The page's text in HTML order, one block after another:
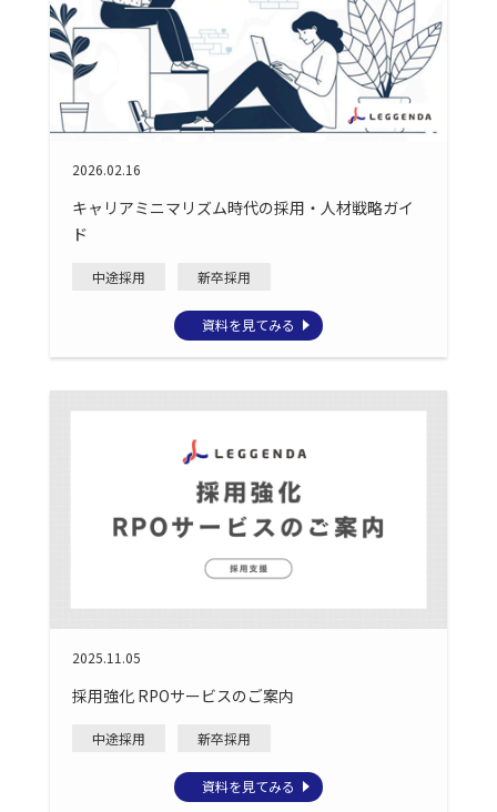
2026.02.16
キャリアミニマリズム時代の採用・人材戦略ガイ
ド
中途採用 新卒採用
資料を見てみる
2025.11.05
採用強化 RPOサービスのご案内
中途採用 新卒採用
資料を見てみる